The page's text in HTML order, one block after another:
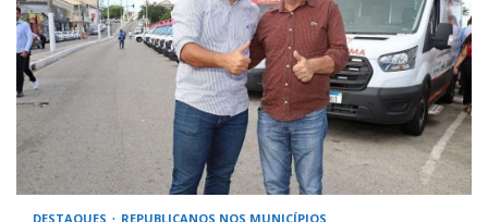
DESTAQUES REPUBLICANOS NOS MUNICÍPIOS